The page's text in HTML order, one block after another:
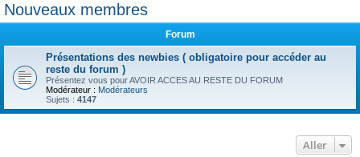
h
r
Nouveaux membres
Forum
Présentations des newbies ( obligatoire pour accéder au
reste du forum )
Présentez vous pour AVOIR ACCES AU RESTE DU FORUM
Modérateur : Modérateurs
Sujets : 4147
Aller